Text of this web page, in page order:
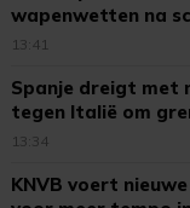
wapenwetten na
13:41
Spanje dreigt met
tegen Italië om
13:34
KNVB voert